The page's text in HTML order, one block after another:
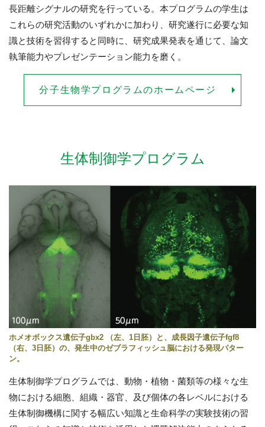
長距離シグナルの研究を行っている。本プログラムの学生は
これらの研究活動のいずれかに加わり、研究遂行に必要な知
識と技術を習得すると同時に、研究成果発表を通じて、論文
執筆能力やプレゼンテーション能力を磨く。
分子生物学プログラムのホームページ
生体制御学プログラム
ホメオボックス遺伝子gbx2 （左、1日胚）と、成長因子遺伝子fgf8
（右、3日胚）の、発生中のゼブラフィッシュ脳における発現パター
ン。
生体制御学プログラムでは、動物・植物・菌類等の様々な生
物における細胞、組織・器官、及び個体の各レベルにおける
生体制御機構に関する幅広い知識と生命科学の実験技術の習